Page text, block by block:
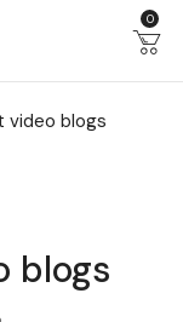
0
video blogs
blogs